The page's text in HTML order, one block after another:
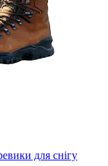
для снігу